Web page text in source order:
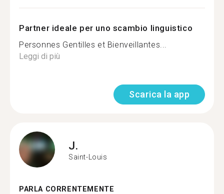
Partner ideale per uno scambio linguistico
Personnes Gentilles et Bienveillantes...
Leggi di più
Scarica la app
J.
Saint-Louis
PARLA CORRENTEMENTE